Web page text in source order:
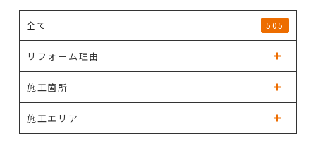
全て 505
リフォーム理由
施工箇所
施工エリア